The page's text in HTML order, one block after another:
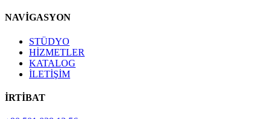
NAVİGASYON
STÜDYO
HİZMETLER
KATALOG
İLETİŞİM
İRTİBAT